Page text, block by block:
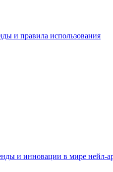
и правила использования
и инновации в мире нейл-